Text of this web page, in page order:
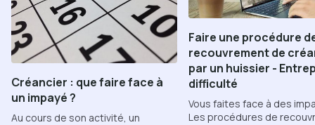
Créancier : que faire face à
un impayé ?
Au cours de son activité, un
Faire une procédure
recouvrement de
par un huissier -
difficulté
Vous faites face à des
Les procédures de